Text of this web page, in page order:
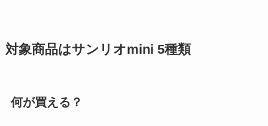
対象商品はサンリオmini 5種類
何が買える？